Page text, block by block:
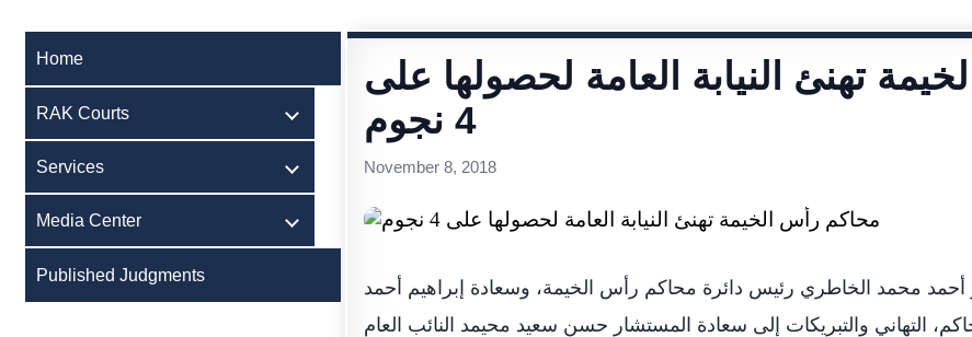
Home
RAK Courts
Services
Media Center
Published Judgments
تهنئ النيابة العامة لحصولها على
4 نجوم
November 8, 2018
محمد الخاطري رئيس دائرة محاكم رأس الخيمة، وسعادة إبراهيم أحمد
التهاني والتبريكات إلى سعادة المستشار حسن سعيد محيمد النائب العام